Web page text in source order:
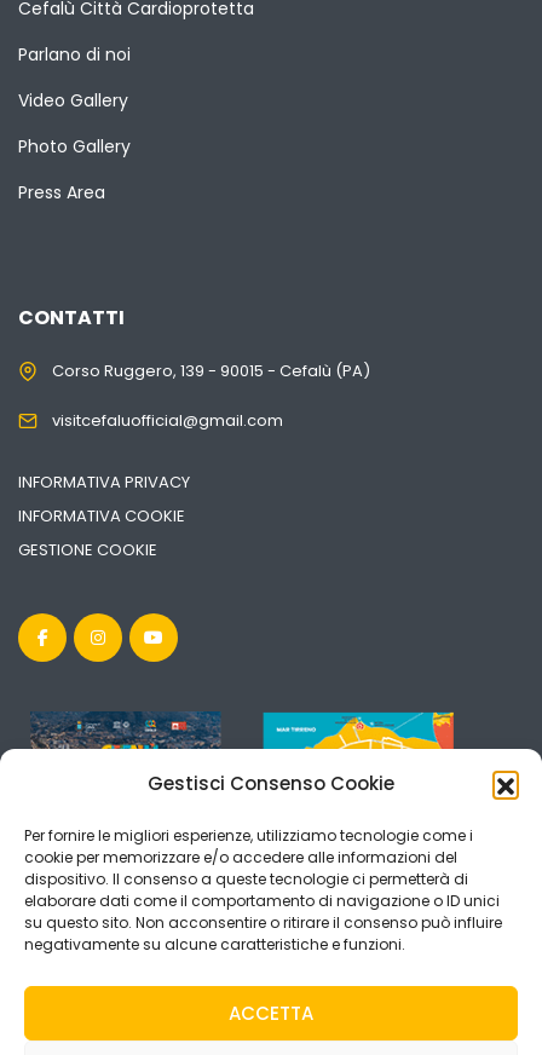
Gestisci Consenso Cookie
Per fornire le migliori esperienze, utilizziamo tecnologie come i
cookie per memorizzare e/o accedere alle informazioni del
dispositivo. Il consenso a queste tecnologie ci permetterà di
elaborare dati come il comportamento di navigazione o ID unici
su questo sito. Non acconsentire o ritirare il consenso può influire
negativamente su alcune caratteristiche e funzioni.
ACCETTA
Cefalù Città Cardioprotetta
Parlano di noi
Video Gallery
Photo Gallery
Press Area
CONTATTI
Corso Ruggero, 139 - 90015 - Cefalù (PA)
visitcefaluofficial@gmail.com
INFORMATIVA PRIVACY
INFORMATIVA COOKIE
GESTIONE COOKIE